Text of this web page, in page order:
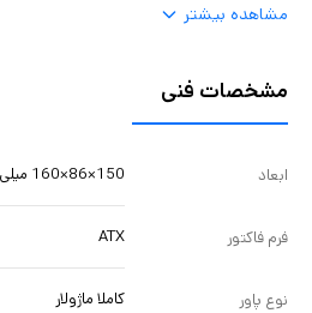
مشاهده بیشتر
مشخصات فنی
ابعاد 150×86×160 میلی متر
فرم فاکتور ATX
نوع پاور کاملا ماژولار